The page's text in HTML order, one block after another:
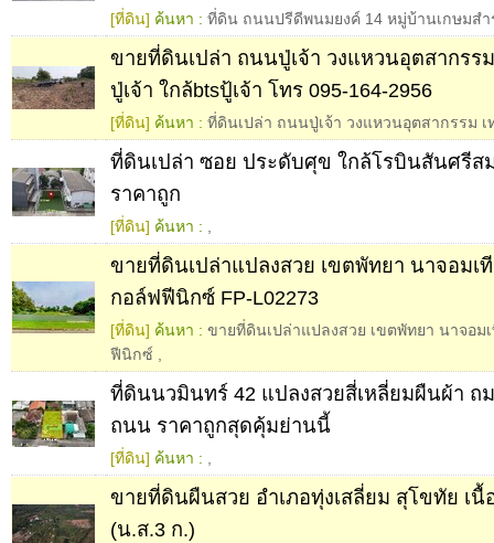
[ที่ดิน] ค้นหา : ที่ดิน ถนนปรีดีพนมยงค์ 14 หมู่บ้านเกษมส
ขายที่ดินเปล่า ถนนปู่เจ้า วงแหวนอุตสากรร
ปู่เจ้า ใกล้btsปู้เจ้า โทร 095-164-2956
[ที่ดิน] ค้นหา : ที่ดินเปล่า ถนนปู่เจ้า วงแหวนอุตสากรรม เ
ที่ดินเปล่า ซอย ประดับศุข ใกล้โรบินสันศรีส
ราคาถูก
[ที่ดิน] ค้นหา :
ขายที่ดินเปล่าแปลงสวย เขตพัทยา นาจอมเ
กอล์ฟฟีนิกซ์ FP-L02273
[ที่ดิน] ค้นหา : ขายที่ดินเปล่าแปลงสวย เขตพัทยา นาจอ
ฟีนิกซ์
ที่ดินนวมินทร์ 42 แปลงสวยสี่เหลี่ยมผืนผ้า ถ
ถนน ราคาถูกสุดคุ้มย่านนี้
[ที่ดิน] ค้นหา :
ขายที่ดินผืนสวย อำเภอทุ่งเสลี่ยม สุโขทัย เนื้
(น.ส.3 ก.)